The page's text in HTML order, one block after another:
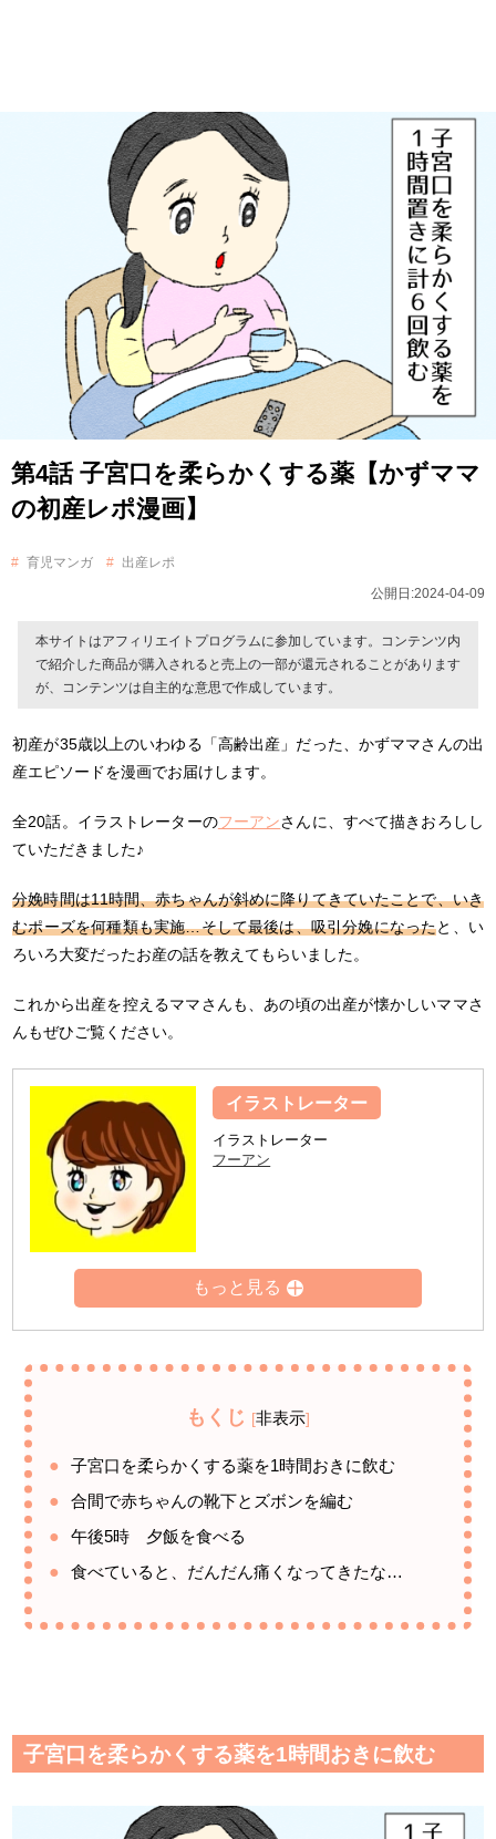
第4話 子宮口を柔らかくする薬【かずママ
の初産レポ漫画】
育児マンガ
出産レポ
公開日:2024-04-09
本サイトはアフィリエイトプログラムに参加しています。コンテンツ内
で紹介した商品が購入されると売上の一部が還元されることがあります
が、コンテンツは自主的な意思で作成しています。
初産が35歳以上のいわゆる「高齢出産」だった、かずママさんの出
産エピソードを漫画でお届けします。
全20話。イラストレーターのフーアンさんに、すべて描きおろしし
ていただきました♪
分娩時間は11時間、赤ちゃんが斜めに降りてきていたことで、いき
むポーズを何種類も実施…そして最後は、吸引分娩になったと、い
ろいろ大変だったお産の話を教えてもらいました。
これから出産を控えるママさんも、あの頃の出産が懐かしいママさ
んもぜひご覧ください。
イラストレーター
イラストレーター
フーアン
もくじ [非表示]
子宮口を柔らかくする薬を1時間おきに飲む
合間で赤ちゃんの靴下とズボンを編む
午後5時 夕飯を食べる
食べていると、だんだん痛くなってきたな…
子宮口を柔らかくする薬を1時間おきに飲む